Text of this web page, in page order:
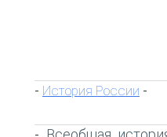
- История России -